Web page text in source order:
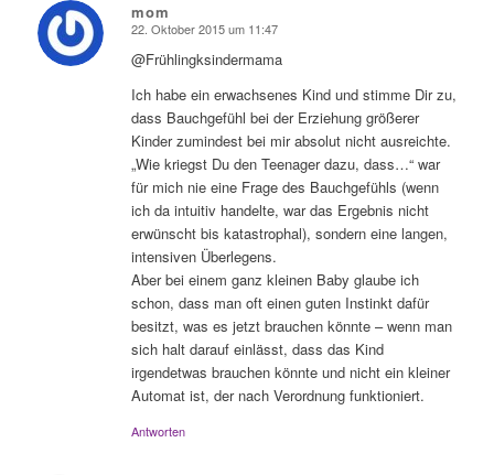
mom
sagte:
22. Oktober 2015 um 11:47
@Frühlingksindermama
Ich habe ein erwachsenes Kind und stimme Dir zu,
dass Bauchgefühl bei der Erziehung größerer
Kinder zumindest bei mir absolut nicht ausreichte.
„Wie kriegst Du den Teenager dazu, dass…“ war
für mich nie eine Frage des Bauchgefühls (wenn
ich da intuitiv handelte, war das Ergebnis nicht
erwünscht bis katastrophal), sondern eine langen,
intensiven Überlegens.
Aber bei einem ganz kleinen Baby glaube ich
schon, dass man oft einen guten Instinkt dafür
besitzt, was es jetzt brauchen könnte – wenn man
sich halt darauf einlässt, dass das Kind
irgendetwas brauchen könnte und nicht ein kleiner
Automat ist, der nach Verordnung funktioniert.
Antworten